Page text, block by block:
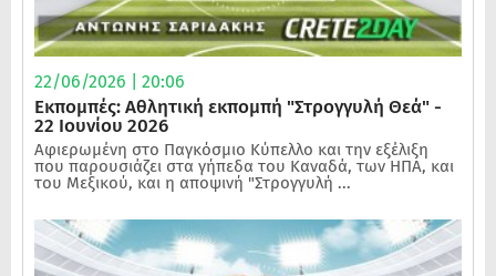
22/06/2026 | 20:06
Εκπομπές: Αθλητική εκπομπή "Στρογγυλή Θεά" -
22 Ιουνίου 2026
Αφιερωμένη στο Παγκόσμιο Κύπελλο και την εξέλιξη
που παρουσιάζει στα γήπεδα του Καναδά, των ΗΠΑ, και
του Μεξικού, και η αποψινή "Στρογγυλή ...